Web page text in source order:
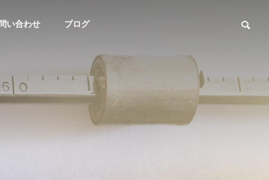
い合わせ ブログ